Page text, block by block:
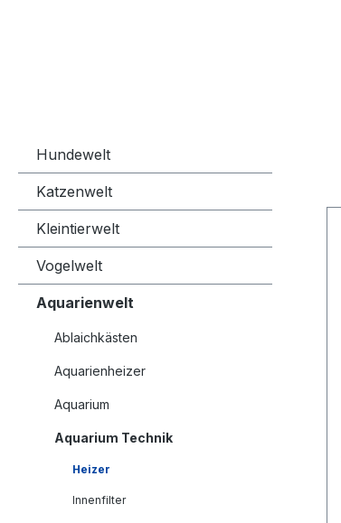
Hundewelt
Katzenwelt
Kleintierwelt
Vogelwelt
Aquarienwelt
Ablaichkästen
Aquarienheizer
Aquarium
Aquarium Technik
Heizer
Innenfilter